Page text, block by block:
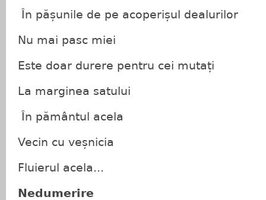
În pășunile de pe acoperișul dealurilor
Nu mai pasc miei
Este doar durere pentru cei mutați
La marginea satului
În pământul acela
Vecin cu veșnicia
Fluierul acela...
Nedumerire